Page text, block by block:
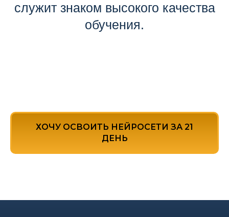
служит знаком высокого качества
обучения.
ХОЧУ ОСВОИТЬ НЕЙРОСЕТИ ЗА 21
ДЕНЬ